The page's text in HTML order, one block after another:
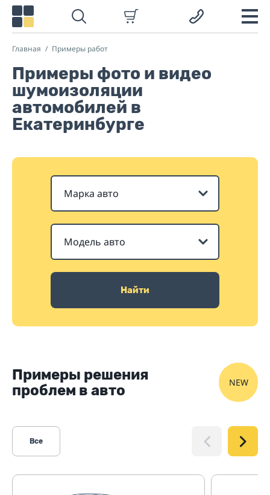
Главная Примеры работ
Примеры фото и видео
шумоизоляции
автомобилей в
Екатеринбурге
Марка авто
Модель авто
Найти
Примеры решения
проблем в авто
NEW
Все